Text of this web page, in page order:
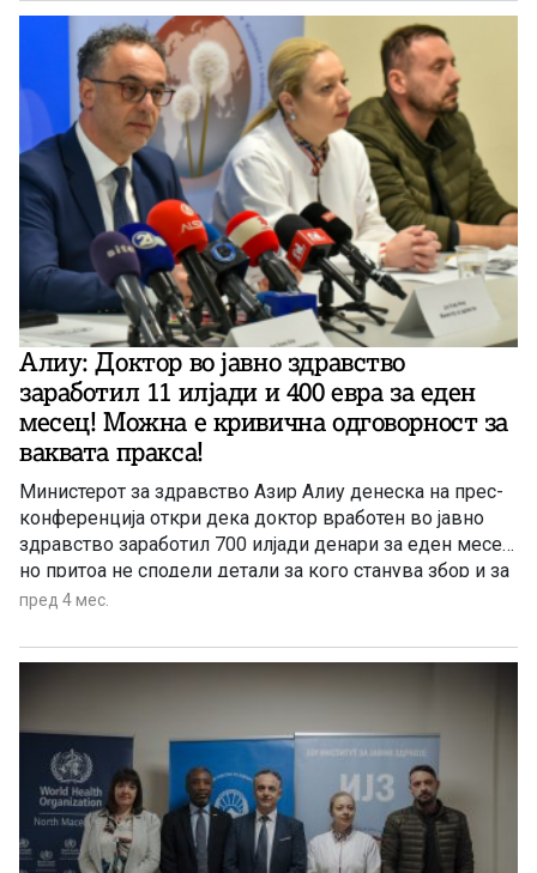
Алиу: Доктор во јавно здравство
заработил 11 илјади и 400 евра за еден
месец! Можна е кривична одговорност за
ваквата пракса!
Министерот за здравство Азир Алиу денеска на прес-
конференција откри дека доктор вработен во јавно
здравство заработил 700 илјади денари за еден месец,
но притоа не сподели детали за кого станува збор и за
која здравствена институција. Претседателот на
собраниската говорница зборуваше за доктори, кои со
книжење дежурства и други додатоци стигнувале до
здравствени установи! Најновиот случај е само
потврда повеќе на оваа информација од
македонскииот премиер.
пред 4 мес.